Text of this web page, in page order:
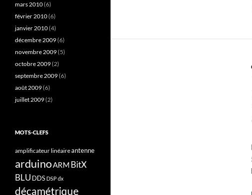
mars 2010(6)
février 2010(6)
janvier 2010(4)
décembre 2009(6)
novembre 2009(5)
octobre 2009(2)
septembre 2009(6)
août 2009(6)
juillet 2009(2)
MOTS-CLEFS
amplificateur linéaireantenne
arduinoARM BitX
BLU DDS DSPdx
décamétrique